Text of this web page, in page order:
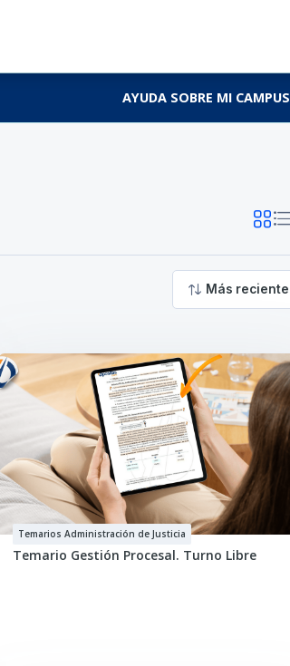
AYUDA SOBRE MI CAMPUS
Más reciente
Temarios Administración de Justicia
Temario Gestión Procesal. Turno Libre